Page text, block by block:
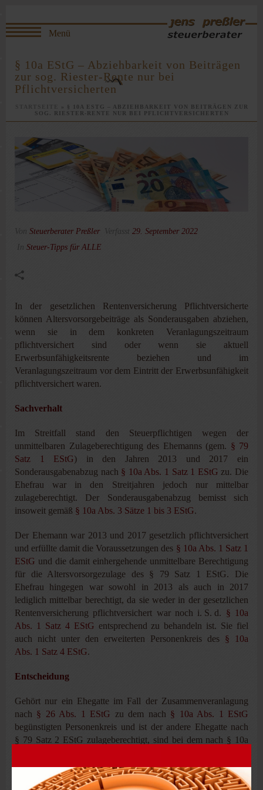
§ 10a EStG – Abziehbarkeit von Beiträgen
zur sog. Riester-Rente nur bei
Pflichtversicherten
»
§ 10A ESTG – ABZIEHBARKEIT VON BEITRÄGEN ZUR
SOG. RIESTER-RENTE NUR BEI PFLICHTVERSICHERTEN
Von Steuerberater Preßler Verfasst 29. September 2022
In Steuer-Tipps für ALLE
In der gesetzlichen Rentenversicherung Pflichtversicherte
können Altersvorsorgebeiträge als Sonderausgaben abziehen,
wenn sie in dem konkreten Veranlagungszeitraum
pflichtversichert sind oder wenn sie aktuell
Erwerbsunfähigkeitsrente beziehen und im
Veranlagungszeitraum vor dem Eintritt der Erwerbsunfähigkeit
pflichtversichert waren.
Sachverhalt
Im Streitfall stand den Steuerpflichtigen wegen der
unmittelbaren Zulageberechtigung des Ehemanns (gem. § 79
Satz 1 EStG) in den Jahren 2013 und 2017 ein
Sonderausgabenabzug nach § 10a Abs. 1 Satz 1 EStG zu. Die
Ehefrau war in den Streitjahren jedoch nur mittelbar
zulageberechtigt. Der Sonderausgabenabzug bemisst sich
insoweit gemäß § 10a Abs. 3 Sätze 1 bis 3 EStG.
Der Ehemann war 2013 und 2017 gesetzlich pflichtversichert
und erfüllte damit die Voraussetzungen des § 10a Abs. 1 Satz 1
EStG und die damit einhergehende unmittelbare Berechtigung
für die Altersvorsorgezulage des § 79 Satz 1 EStG. Die
Ehefrau hingegen war sowohl in 2013 als auch in 2017
lediglich mittelbar berechtigt, da sie weder in der gesetzlichen
Rentenversicherung pflichtversichert war noch i. S. d. § 10a
Abs. 1 Satz 4 EStG entsprechend zu behandeln ist. Sie fiel
auch nicht unter den erweiterten Personenkreis des § 10a
Abs. 1 Satz 4 EStG.
Entscheidung
Gehört nur ein Ehegatte im Fall der Zusammenveranlagung
nach § 26 Abs. 1 EStG zu dem nach § 10a Abs. 1 EStG
begünstigten Personenkreis und ist der andere Ehegatte nach
§ 79 Satz 2 EStG zulageberechtigt, sind bei dem nach § 10a
Ehegatten geleisteten Altersvorsorgebeiträge und die dafür
zustehenden Zulagen nach § 10a Abs. 1 EStG zu